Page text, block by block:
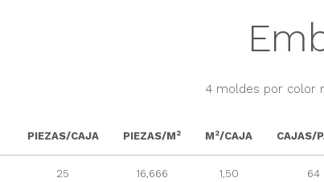
4 moldes por color
PIEZAS/CAJA PIEZAS/M2 M2/CAJA CAJAS/
25 16,666 1,50 64